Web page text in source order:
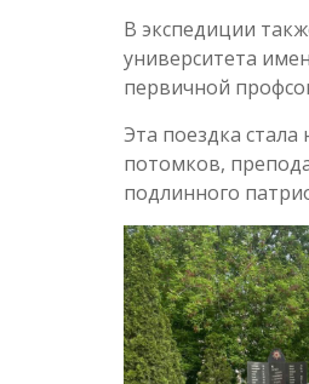
В экспедиции
университета
первичной
Эта поездка
потомков,
подлинного